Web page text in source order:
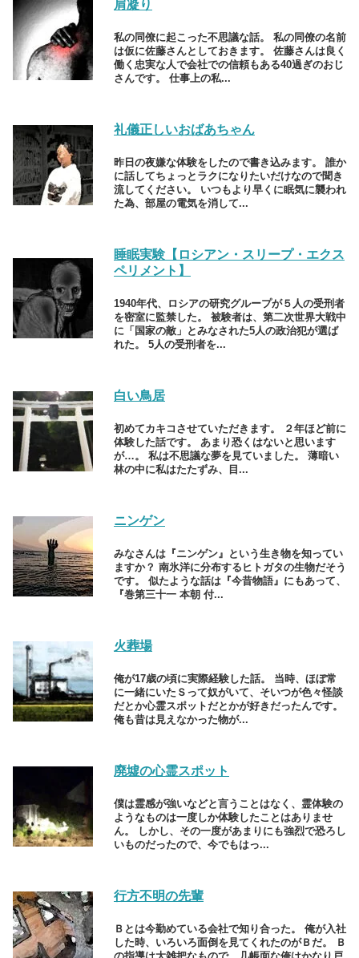
肩凝り
私の同僚に起こった不思議な話。 私の同僚の名前
は仮に佐藤さんとしておきます。 佐藤さんは良く
働く忠実な人で会社での信頼もある40過ぎのおじ
さんです。 仕事上の私...
礼儀正しいおばあちゃん
昨日の夜嫌な体験をしたので書き込みます。 誰か
に話してちょっとラクになりたいだけなので聞き
流してください。 いつもより早くに眠気に襲われ
た為、部屋の電気を消して...
睡眠実験【ロシアン・スリープ・エクス
ペリメント】
1940年代、ロシアの研究グループが５人の受刑者
を密室に監禁した。 被験者は、第二次世界大戦中
に「国家の敵」とみなされた5人の政治犯が選ば
れた。 5人の受刑者を...
白い鳥居
初めてカキコさせていただきます。 ２年ほど前に
体験した話です。 あまり恐くはないと思います
が…。 私は不思議な夢を見ていました。 薄暗い
林の中に私はたたずみ、目...
ニンゲン
みなさんは『ニンゲン』という生き物を知ってい
ますか？ 南氷洋に分布するヒトガタの生物だそう
です。 似たような話は『今昔物語』にもあって、
『巻第三十一 本朝 付...
火葬場
俺が17歳の頃に実際経験した話。 当時、ほぼ常
に一緒にいたＳって奴がいて、そいつが色々怪談
だとか心霊スポットだとかが好きだったんです。
俺も昔は見えなかった物が...
廃墟の心霊スポット
僕は霊感が強いなどと言うことはなく、霊体験の
ようなものは一度しか体験したことはありませ
ん。 しかし、その一度があまりにも強烈で恐ろし
いものだったので、今でもはっ...
行方不明の先輩
Ｂとは今勤めている会社で知り合った。 俺が入社
した時、いろいろ面倒を見てくれたのがＢだ。 Ｂ